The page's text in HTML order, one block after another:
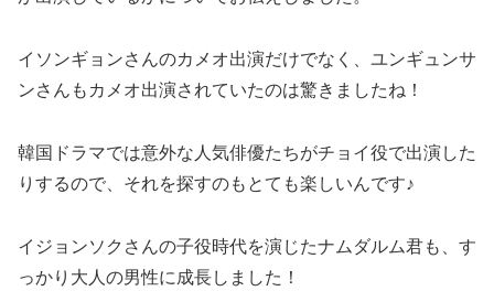
イソンギョンさんのカメオ出演だけでなく、ユンギュンサ
ンさんもカメオ出演されていたのは驚きましたね！
韓国ドラマでは意外な人気俳優たちがチョイ役で出演した
りするので、それを探すのもとても楽しいんです♪
イジョンソクさんの子役時代を演じたナムダルム君も、す
っかり大人の男性に成長しました！